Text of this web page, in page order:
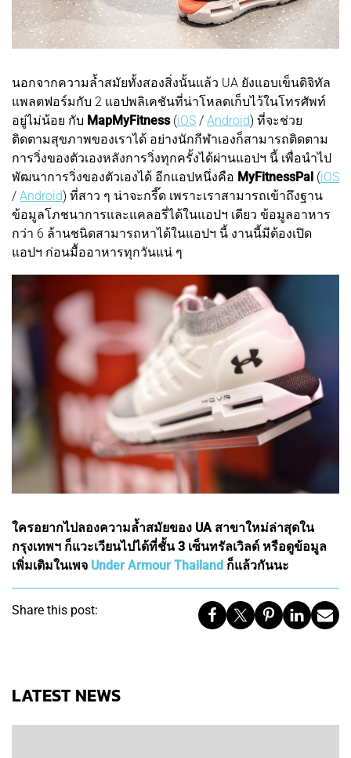
นอกจากความล้ำสมัยทั้งสองสิ่งนั้นแล้ว UA ยังแอบเข็นดิจิทัล
แพลตฟอร์มกับ 2 แอปพลิเคชันที่น่าโหลดเก็บไว้ในโทรศัพท์
อยู่ไม่น้อย กับ MapMyFitness(iOS / Android) ที่จะช่วย
ติดตามสุขภาพของเราได้ อย่างนักกีฬาเองก็สามารถติดตาม
การวิ่งของตัวเองหลังการวิ่งทุกครั้งได้ผ่านแอปฯ นี้ เพื่อนำไป
พัฒนาการวิ่งของตัวเองได้ อีกแอปหนึ่งคือ MyFitnessPal (iOS
/ Android) ที่สาว ๆ น่าจะกรี๊ด เพราะเราสามารถเข้าถึงฐาน
ข้อมูลโภชนาการและแคลอรี่ได้ในแอปฯ เดียว ข้อมูลอาหาร
กว่า 6 ล้านชนิดสามารถหาได้ในแอปฯ นี้ งานนี้มีต้องเปิด
แอปฯ ก่อนมื้ออาหารทุกวันแน่ ๆ
ใครอยากไปลองความล้ำสมัยของ UA สาขาใหม่ล่าสุดใน
กรุงเทพฯ ก็แวะเวียนไปได้ที่ชั้น 3 เซ็นทรัลเวิลด์ หรือดูข้อมูล
เพิ่มเติมในเพจ Under Armour Thailand ก็แล้วกันนะ
Share this post:
LATEST NEWS